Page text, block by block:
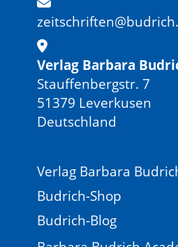
Verlag Barbara
Stauffenbergstr. 7
51379 Leverkusen
Deutschland
Verlag Barbara
Budrich-Shop
Budrich-Blog